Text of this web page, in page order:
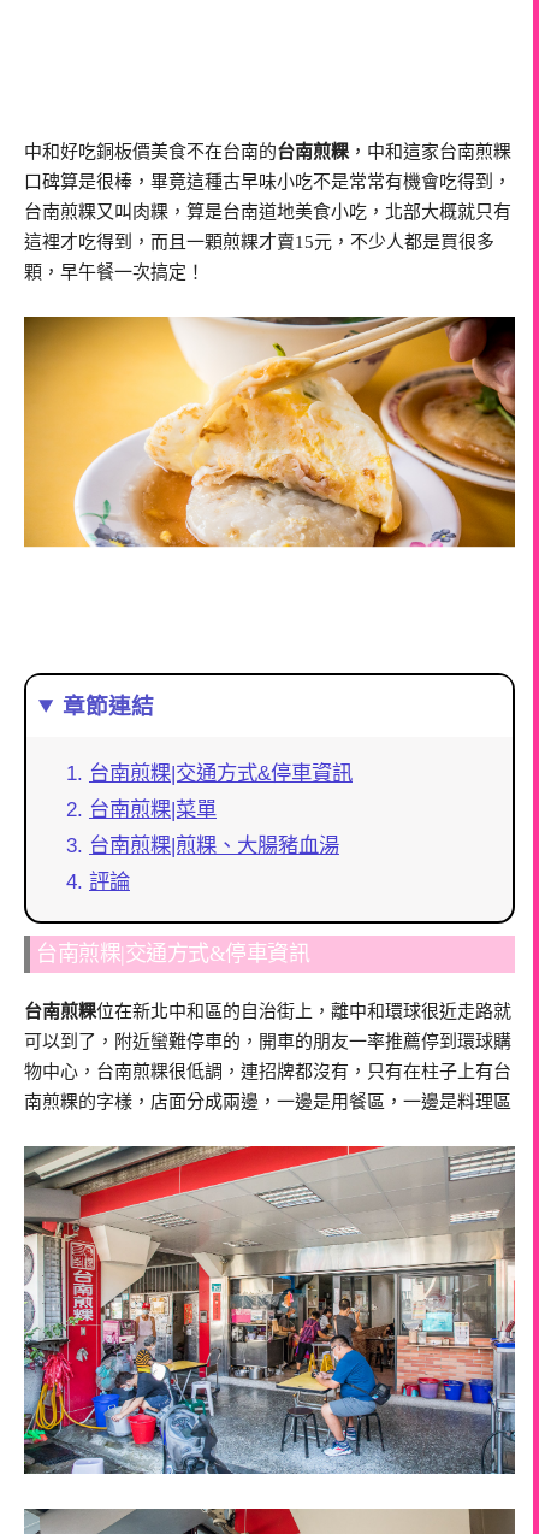
中和好吃銅板價美食不在台南的台南煎粿，中和這家台南煎粿
口碑算是很棒，畢竟這種古早味小吃不是常常有機會吃得到，
台南煎粿又叫肉粿，算是台南道地美食小吃，北部大概就只有
這裡才吃得到，而且一顆煎粿才賣15元，不少人都是買很多
顆，早午餐一次搞定！
章節連結
台南煎粿|交通方式&停車資訊
台南煎粿|菜單
台南煎粿|煎粿、大腸豬血湯
評論
台南煎粿|交通方式&停車資訊
台南煎粿位在新北中和區的自治街上，離中和環球很近走路就
可以到了，附近蠻難停車的，開車的朋友一率推薦停到環球購
物中心，台南煎粿很低調，連招牌都沒有，只有在柱子上有台
南煎粿的字樣，店面分成兩邊，一邊是用餐區，一邊是料理區